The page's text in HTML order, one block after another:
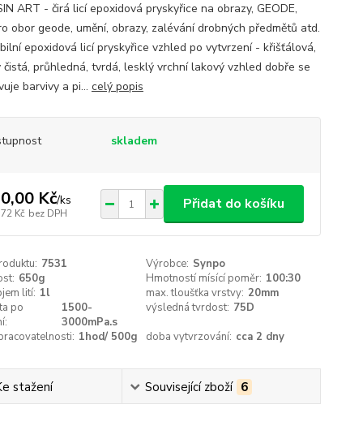
ART - čirá licí epoxidová pryskyřice na obrazy, GEODE,
obor geode, umění, obrazy, zalévání drobných předmětů atd.
epoxidová licí pryskyřice vzhled po vytvrzení - křišťálová,
čistá, průhledná, tvrdá, lesklý vrchní lakový vzhled dobře se
barvivy a pi... celý popis
skladem
Kč/ks
Kč bez DPH
Přidat do košíku
7531 Výrobce: Synpo
650g Hmotností mísící poměr: 100:30
lití: 1l max. tloušťka vrstvy: 20mm
po
1500-
3000mPa.s
výsledná tvrdost: 75D
1hod/ 500g doba vytvrzování: cca 2 dny
stažení Související zboží 6